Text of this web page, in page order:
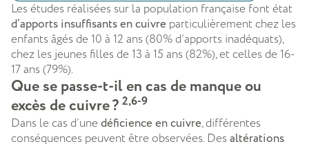
Les études réalisées sur la population française font état
d’apports insuffisants en cuivre particulièrement chez les
enfants âgés de 10 à 12 ans (80% d’apports inadéquats),
chez les jeunes filles de 13 à 15 ans (82%), et celles de 16-
17 ans (79%).
Que se passe-t-il en cas de manque ou
excès de cuivre ? 2,6-9
Dans le cas d’une déficience en cuivre, différentes
conséquences peuvent être observées. Desaltérations